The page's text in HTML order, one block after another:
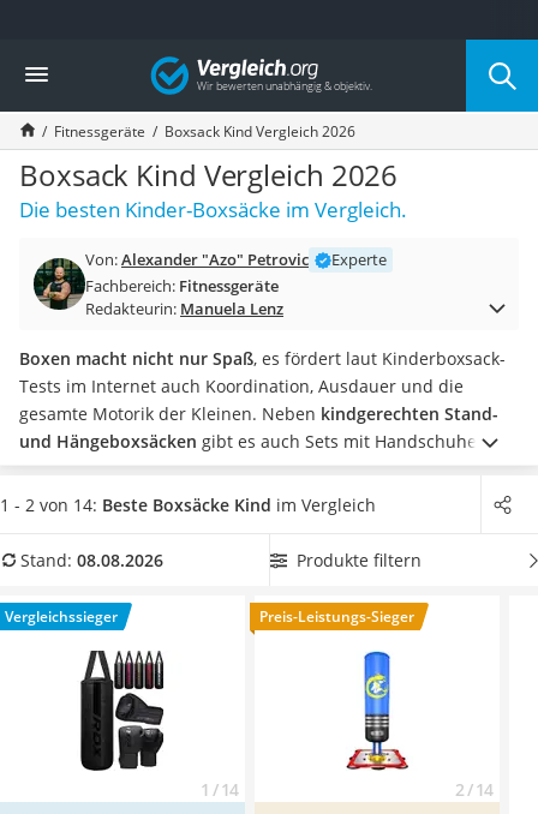
Die beliebtesten Vergleiche nach Kategorie
Freizeit & Sport
Gartentrampolin
Trampolin
Metalldetektor
Eufab-Fahrradträger
Trampolin 366 cm
Aluminium-Koffer
Futterboot
E-Bike-Dreirad
Trekkingschuhe Herren
Reisetasche mit Rollen
Klimmzugstation
Koffer
Nachtsichtgerät
Handgepäck-Koffer
Wanderschuhe Herren
Sicherheitsweste Reiten
Vergleich
Fitnessgeräte Boxsack Kind Vergleich 2026
Boxsack Kind Vergleich 2026
Die besten Kinder-Boxsäcke im Vergleich.
Von:Alexander "Azo" Petrovic
Experte
Fachbereich: Fitnessgeräte
Redakteurin: Manuela Lenz
Boxen macht nicht nur Spaß, es fördert laut Kinderboxsack-
Tests im Internet auch Koordination, Ausdauer und die
gesamte Motorik der Kleinen. Neben kindgerechten Stand-
und Hängeboxsäcken gibt es auch Sets mit Handschuhen,
Boxbandagenoder interaktiven Elementen, die das Training
abwechslungsreich gestalten. Achten Sie unbedingt auf
überfordern, ein zu kleiner Sack das Training einschränken.
finden Sie verschiedene Modelle, die Spaß machen und
gleichzeitig sicher sind. Überzeugt hat uns hier im August
2026 besonders das Modell
RDX Boxsack für Kinder
seinen Eigenschaften.
1 - 2 von 14: Beste Boxsäcke Kind im Vergleich
Stand: 08.08.2026 Produkte filtern
Vergleichssieger
1 / 14
Preis-Leistungs-Sieger
2 / 14